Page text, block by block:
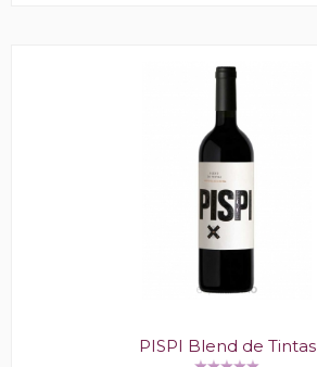
PISPI Blend de Tintas